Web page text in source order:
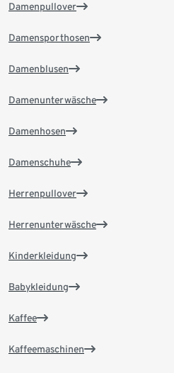
Damenpullover
Damensporthosen
Damenblusen
Damenunterwäsche
Damenhosen
Damenschuhe
Herrenpullover
Herrenunterwäsche
Kinderkleidung
Babykleidung
Kaffee
Kaffeemaschinen